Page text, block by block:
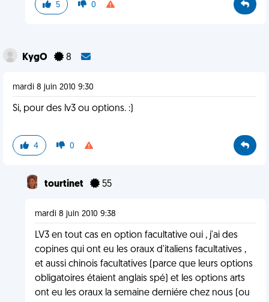
5 0
KygO 8
mardi 8 juin 2010 9:30
Si, pour des lv3 ou options. :)
4 0
tourtinet 55
mardi 8 juin 2010 9:38
LV3 en tout cas en option facultative oui , j'ai des
copines qui ont eu les oraux d'italiens facultatives ,
et aussi chinois facultatives (parce que leurs options
obligatoires étaient anglais spé) et les options arts
ont eu les oraux la semaine derniére chez nous (ou